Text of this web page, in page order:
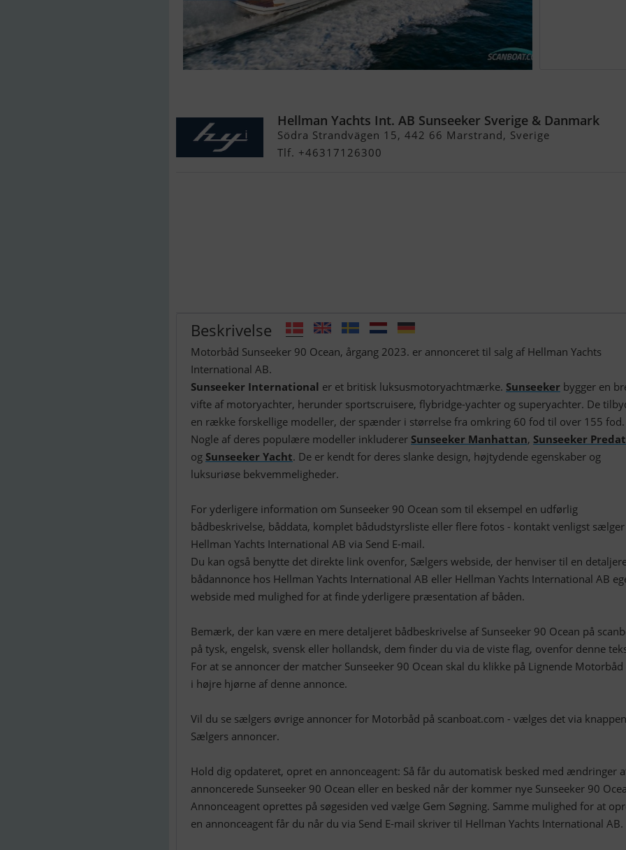
Hellman Yachts Int. AB Sunseeker Sverige & Danmark
Södra Strandvägen 15, 442 66 Marstrand, Sverige
Tlf. +46317126300
Beskrivelse
Motorbåd Sunseeker 90 Ocean, årgang 2023. er annonceret til salg af Hellman Yachts
Sunseeker International er et britisk luksusmotoryachtmærke. Sunseeker bygger en
vifte af motoryachter, herunder sportscruisere, flybridge-yachter og superyachter. De
en række forskellige modeller, der spænder i størrelse fra omkring 60 fod til over 155 fod.
Nogle af deres populære modeller inkluderer Sunseeker Manhattan, Sunseeker
og Sunseeker Yacht. De er kendt for deres slanke design, højtydende egenskaber og
luksuriøse bekvemmeligheder.
For yderligere information om Sunseeker 90 Ocean som til eksempel en udførlig
bådbeskrivelse, båddata, komplet bådudstyrsliste eller flere fotos - kontakt venligst sælger
Hellman Yachts International AB via Send E-mail.
Du kan også benytte det direkte link ovenfor, Sælgers webside, der henviser til en
bådannonce hos Hellman Yachts International AB eller Hellman Yachts International AB
webside med mulighed for at finde yderligere præsentation af båden.
Bemærk, der kan være en mere detaljeret bådbeskrivelse af Sunseeker 90 Ocean på
på tysk, engelsk, svensk eller hollandsk, dem finder du via de viste flag, ovenfor denne
For at se annoncer der matcher Sunseeker 90 Ocean skal du klikke på Lignende
i højre hjørne af denne annonce.
Vil du se sælgers øvrige annoncer for Motorbåd på scanboat.com - vælges det via
Sælgers annoncer.
Hold dig opdateret, opret en annonceagent: Så får du automatisk besked med ændringer
annoncerede Sunseeker 90 Ocean eller en besked når der kommer nye Sunseeker 90
Annonceagent oprettes på søgesiden ved vælge Gem Søgning. Samme mulighed for at
en annonceagent får du når du via Send E-mail skriver til Hellman Yachts International AB.